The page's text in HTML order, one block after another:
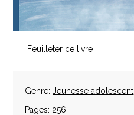
Feuilleter ce livre
Genre:Jeunesse adolescent
Pages: 256